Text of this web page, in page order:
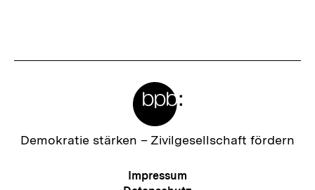
h
Zur
Demokratie stärken – Zivilgesellschaft fördern
Meta-
Impressum